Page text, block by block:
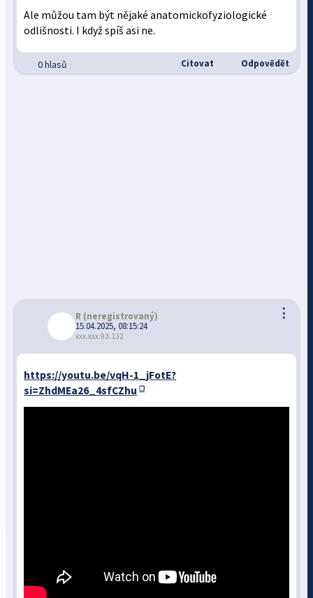
Ale můžou tam být nějaké anatomickofyziologické
odlišnosti. I když spíš asi ne.
0 hlasů Citovat Odpovědět
⋮
R (neregistrovaný)
15.04.2025, 08:15:24
xxx.xxx.93.132
https://youtu.be/vqH-1_jFotE?
si=ZhdMEa26_4sfCZhu